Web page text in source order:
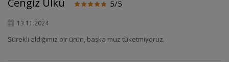
Cengiz Ülkü 5/5
13.11.2024
Sürekli aldığımız bir ürün, başka muz tüketmiyoruz.